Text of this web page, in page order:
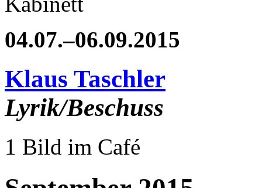
04.07.–06.09.2015
Klaus Taschler
Lyrik/Beschuss
1 Bild im Café